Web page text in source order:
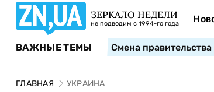
ЗЕРКАЛО НЕДЕЛИ
не подводим с 1994-го года
ВАЖНЫЕ ТЕМЫ Смена
ГЛАВНАЯ УКРАИНА